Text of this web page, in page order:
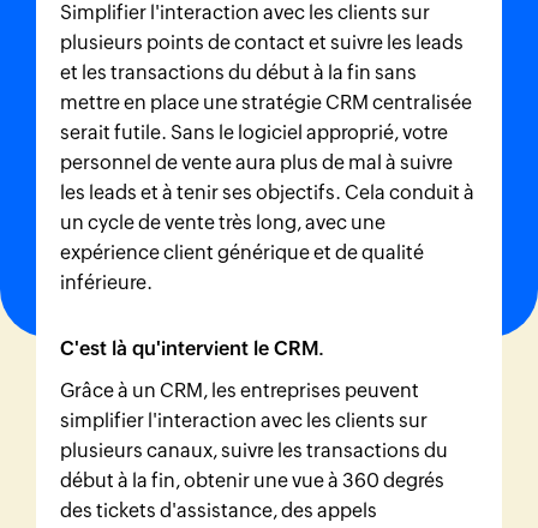
Simplifier l'interaction avec les clients sur
plusieurs points de contact et suivre les leads
et les transactions du début à la fin sans
mettre en place une stratégie CRM centralisée
serait futile. Sans le logiciel approprié, votre
personnel de vente aura plus de mal à suivre
les leads et à tenir ses objectifs. Cela conduit à
un cycle de vente très long, avec une
expérience client générique et de qualité
inférieure.
C'est là qu'intervient le CRM.
Grâce à un CRM, les entreprises peuvent
simplifier l'interaction avec les clients sur
plusieurs canaux, suivre les transactions du
début à la fin, obtenir une vue à 360 degrés
des tickets d'assistance, des appels